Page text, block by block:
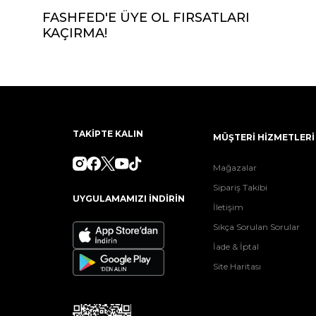
FASHFED'E ÜYE OL FIRSATLARI
KAÇIRMA!
TAKİPTE KALIN
UYGULAMAMIZI İNDİRİN
MÜŞTERİ HİZMETLERİ
Mağazalar
Sipariş Takibi
İletişim
Sıkça Sorulan Sorular
İade & İptal
Site Haritası